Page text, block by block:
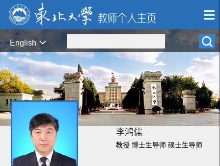
English
李鸿儒
教授 博士生导师 硕士生导师